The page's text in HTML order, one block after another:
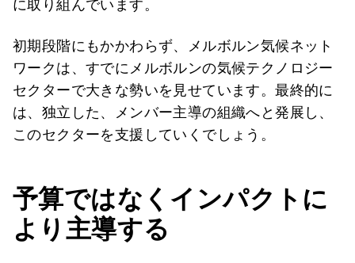
に取り組んでいます。
初期段階にもかかわらず、メルボルン気候ネット
ワークは、すでにメルボルンの気候テクノロジー
セクターで大きな勢いを見せています。最終的に
は、独立した、メンバー主導の組織へと発展し、
このセクターを支援していくでしょう。
予算ではなくインパクトに
より主導する